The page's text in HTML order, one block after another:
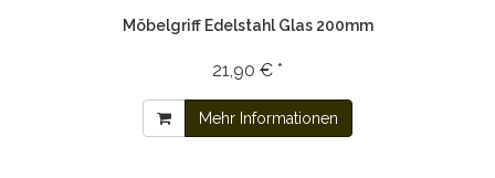
Möbelgriff Edelstahl Glas 200mm
21,90 € *
Mehr Informationen